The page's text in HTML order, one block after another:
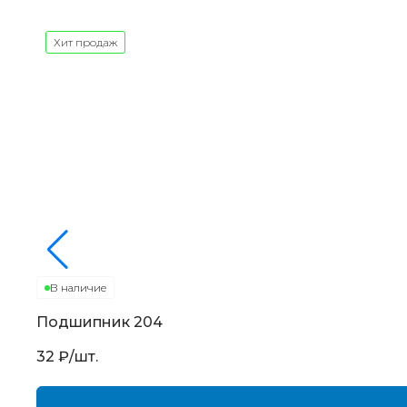
Хит продаж
В наличие
Подшипник 204
32 ₽/шт.